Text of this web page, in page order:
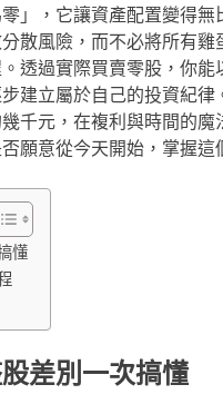
」，它讓資產配置變得
散風險，而不必將所有
透過實際買賣零股，你
建立屬於自己的投資紀
千元，在複利與時間的
願意從今天開始，掌握
懂
差別一次搞懂